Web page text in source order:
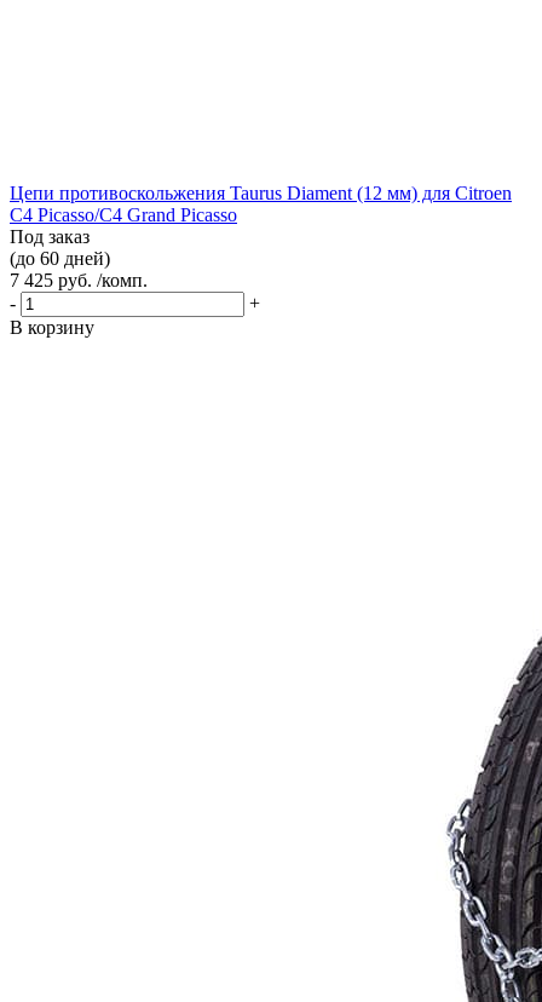
Цепи противоскольжения Taurus Diament (12 мм) для Citroen
C4 Picasso/C4 Grand Picasso
Под заказ
(до 60 дней)
7 425 руб. /комп.
-
+
В корзину